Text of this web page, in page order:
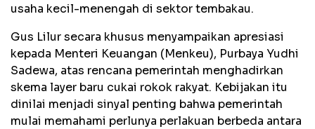
usaha kecil-menengah di sektor tembakau.
Gus Lilur secara khusus menyampaikan apresiasi
kepada Menteri Keuangan (Menkeu), Purbaya Yudhi
Sadewa, atas rencana pemerintah menghadirkan
skema layer baru cukai rokok rakyat. Kebijakan itu
dinilai menjadi sinyal penting bahwa pemerintah
mulai memahami perlunya perlakuan berbeda antara